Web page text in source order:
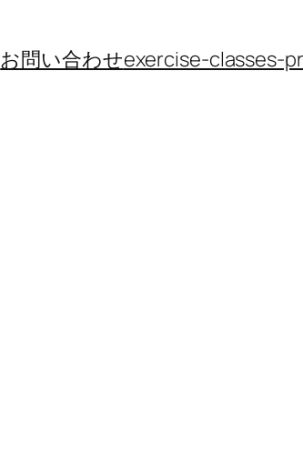
お問い合わせexercise-classes-